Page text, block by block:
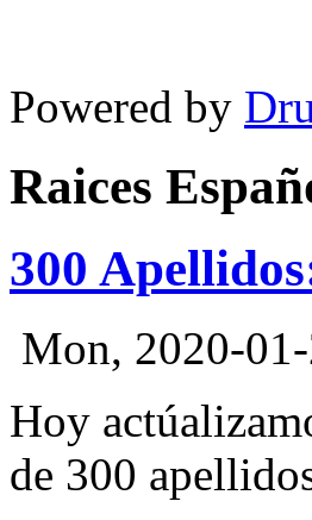
Powered by
Raices
300
Mon, 2020-
Hoy
de 300